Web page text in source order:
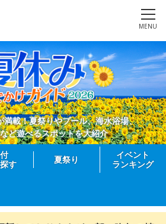
MENU
満載！夏祭りやプール、海水浴場、
ど遊べるスポットを大紹介
す
夏祭り
イベント
ランキング